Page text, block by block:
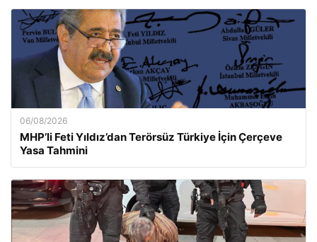
06/08/2026
MHP’li Feti Yıldız’dan Terörsüz Türkiye İçin Çerçeve
Yasa Tahmini